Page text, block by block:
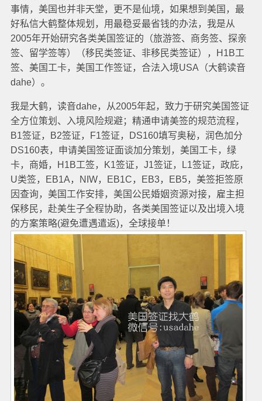
事情，美国也并非天堂，更不是仙境，如果想到美国，最
好私信大鹤整体规划，用最稳妥最省钱的办法，我是从
2005年开始研究各类美国签证的（旅游签、商务签、探亲
签、留学签等）（移民类签证、非移民类签证），H1B工
签、美国工卡，美国工作签证，合法入境USA（大鹤读音
dahe）。
我是大鹤，读音dahe，从2005年起，致力于研究美国签证
全方位策划、入境风险规避；精通申请美签的规范流程，
B1签证，B2签证，F1签证，DS160填写奥秘，润色加分
DS160表，申请美国签证面谈加分策划，美国工卡，绿
卡，商婚，H1B工签，K1签证，J1签证，L1签证，政庇，
U类签，EB1A，NIW，EB1C，EB3，EB5，美签拒签原
因查询，美国工作安排，美国公民婚姻资源对接，雇主担
保移民，赴美生子全程协助，各类美国签证以及出境入境
的方案策略(避免遭遇遣返)，全球接单！